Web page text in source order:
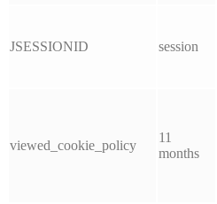
JSESSIONID session
viewed_cookie_policy
11
months